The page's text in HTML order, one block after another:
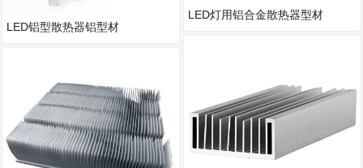
LED铝型散热器铝型材
LED灯用铝合金散热器型材